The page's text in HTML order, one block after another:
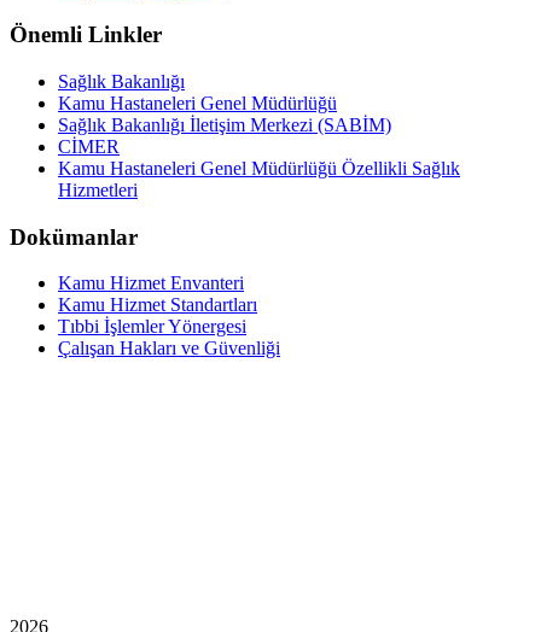
Önemli Linkler
Sağlık Bakanlığı
Kamu Hastaneleri Genel Müdürlüğü
Sağlık Bakanlığı İletişim Merkezi (SABİM)
CİMER
Kamu Hastaneleri Genel Müdürlüğü Özellikli Sağlık
Hizmetleri
Dokümanlar
Kamu Hizmet Envanteri
Kamu Hizmet Standartları
Tıbbi İşlemler Yönergesi
Çalışan Hakları ve Güvenliği
2026